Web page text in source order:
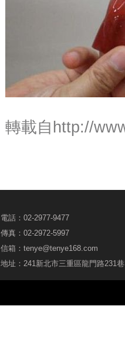
轉載自 http://
電話：02-2977-9477
傳真：02-2972-5997
信箱： tenye@tenye168.com
地址：241新北市三重區龍門路231